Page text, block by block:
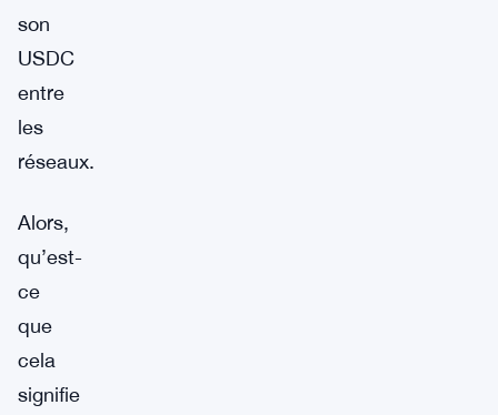
son
USDC
entre
les
réseaux.
Alors,
qu’est-
ce
que
cela
signifie